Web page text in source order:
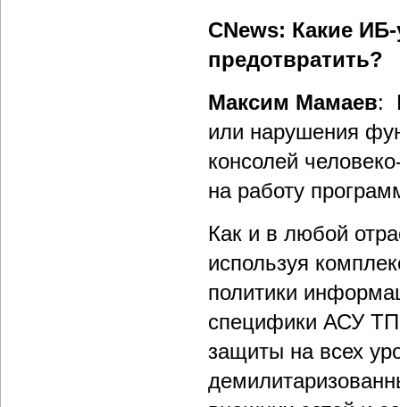
CNews: Какие
предотвратить?
Максим Мамаев:
или нарушения
консолей
на работу
Как и в любой
используя
политики
специфики АСУ
защиты на всех